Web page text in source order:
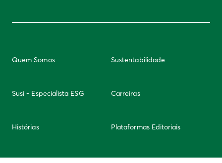
Quem Somos Sustentabilidade
Susi - Especialista ESG Carreiras
Histórias Plataformas Editoriais
Newsletter Integridade